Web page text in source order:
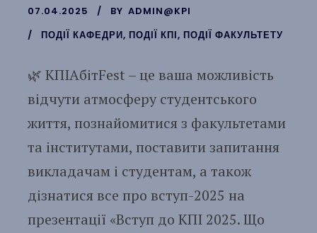
07.04.2025 BY ADMIN@KPI
ПОДІЇ КАФЕДРИ, ПОДІЇ КПІ, ПОДІЇ ФАКУЛЬТЕТУ
🌿 КПІАбітFest – це ваша можливість
відчути атмосферу студентського
життя, познайомитися з факультетами
та інститутами, поставити запитання
викладачам і студентам, а також
дізнатися все про вступ-2025 на
презентації «Вступ до КПІ 2025. Що